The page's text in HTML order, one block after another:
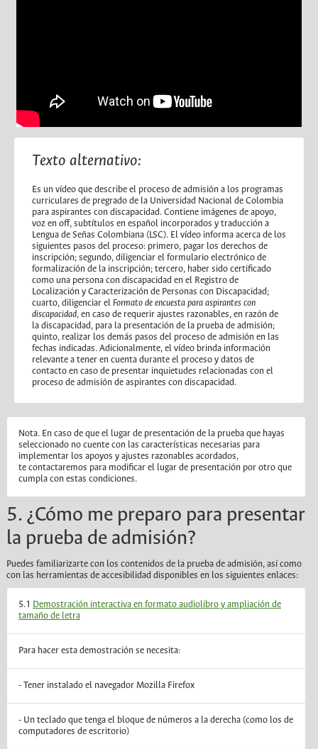
Texto alternativo:
Es un vídeo que describe el proceso de admisión a los programas
curriculares de pregrado de la Universidad Nacional de Colombia
para aspirantes con discapacidad. Contiene imágenes de apoyo,
voz en off, subtítulos en español incorporados y traducción a
Lengua de Señas Colombiana (LSC). El vídeo informa acerca de los
siguientes pasos del proceso: primero, pagar los derechos de
inscripción; segundo, diligenciar el formulario electrónico de
formalización de la inscripción; tercero, haber sido certificado
como una persona con discapacidad en el Registro de
Localización y Caracterización de Personas con Discapacidad;
cuarto, diligenciar el Formato de encuesta para aspirantes con
discapacidad, en caso de requerir ajustes razonables, en razón de
la discapacidad, para la presentación de la prueba de admisión;
quinto, realizar los demás pasos del proceso de admisión en las
fechas indicadas. Adicionalmente, el vídeo brinda información
relevante a tener en cuenta durante el proceso y datos de
contacto en caso de presentar inquietudes relacionadas con el
proceso de admisión de aspirantes con discapacidad.
Nota. En caso de que el lugar de presentación de la prueba que hayas
seleccionado no cuente con las características necesarias para
implementar los apoyos y ajustes razonables acordados,
te contactaremos para modificar el lugar de presentación por otro que
cumpla con estas condiciones.
5. ¿Cómo me preparo para presentar
la prueba de admisión?
Puedes familiarizarte con los contenidos de la prueba de admisión, así como
con las herramientas de accesibilidad disponibles en los siguientes enlaces:
5.1 Demostración interactiva en formato audiolibro y ampliación de
tamaño de letra
Para hacer esta demostración se necesita:
- Tener instalado el navegador Mozilla Firefox
- Un teclado que tenga el bloque de números a la derecha (como los de
computadores de escritorio)